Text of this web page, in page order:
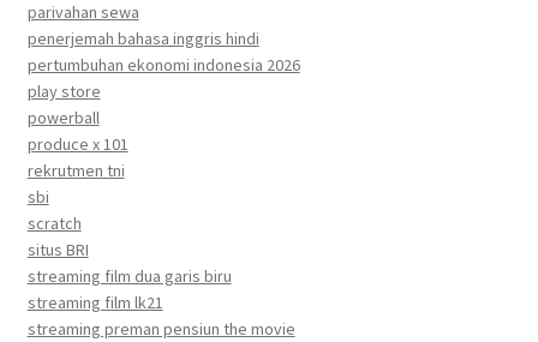
parivahan sewa
penerjemah bahasa inggris hindi
pertumbuhan ekonomi indonesia 2026
play store
powerball
produce x 101
rekrutmen tni
sbi
scratch
situs BRI
streaming film dua garis biru
streaming film lk21
streaming preman pensiun the movie